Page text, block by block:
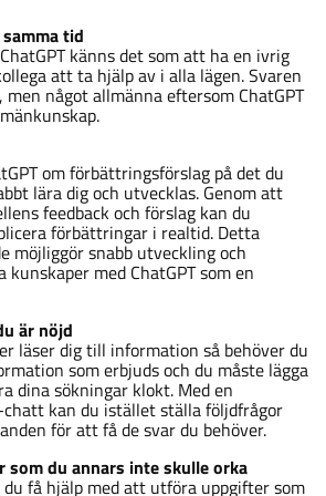
tid
känns det som att ha en ivrig
att ta hjälp av i alla lägen. Svaren
något allmänna eftersom ChatGPT
om förbättringsförslag på det du
lära dig och utvecklas. Genom att
feedback och förslag kan du
förbättringar i realtid. Detta
möjliggör snabb utveckling och
med ChatGPT som en
är nöjd
läser dig till information så behöver du
som erbjuds och du måste lägga
dina sökningar klokt. Med en
kan du istället ställa följdfrågor
för att få de svar du behöver.
som du annars inte skulle orka
du få hjälp med att utföra uppgifter som